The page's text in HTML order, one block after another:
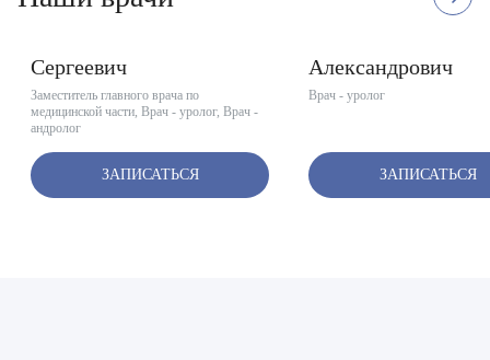
Сергеевич
Заместитель главного врача по
медицинской части, Врач - уролог, Врач -
андролог
ЗАПИСАТЬСЯ
Александрович
Врач - уролог
ЗАПИСАТЬСЯ